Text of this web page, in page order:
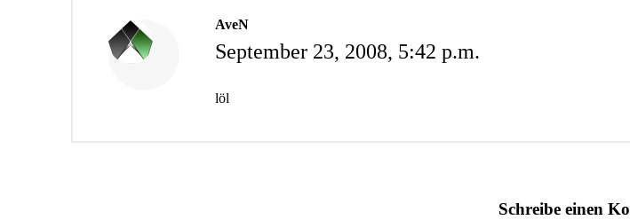
AveN
September 23, 2008, 5:42 p.m.
löl
Schreibe einen